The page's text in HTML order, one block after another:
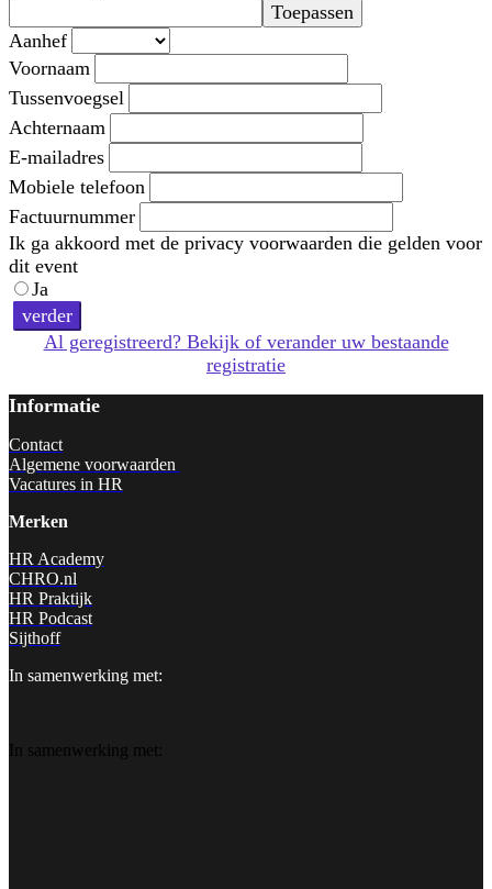
Toepassen
Aanhef
Voornaam
Tussenvoegsel
Achternaam
E-mailadres
Mobiele telefoon
Factuurnummer
Ik ga akkoord met de privacy voorwaarden die gelden voor
dit event
Ja
verder
Al geregistreerd? Bekijk of verander uw bestaande
registratie
Informatie
Contact
Algemene voorwaarden
Vacatures in HR
Merken
HR Academy
CHRO.nl
HR Praktijk
HR Podcast
Sijthoff
In samenwerking met:
In samenwerking met: